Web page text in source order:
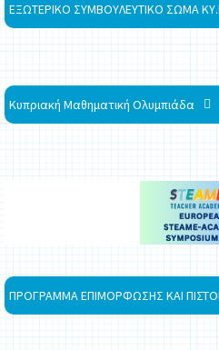
ΕΞΩΤΕΡΙΚΟ ΣΥΜΒΟΥΛΕΥΤΙΚΟ ΣΩΜΑ
Κυπριακή Μαθηματική Ολυμπιάδα
ΠΡΟΓΡΑΜΜΑ ΕΠΙΜΟΡΦΩΣΗΣ ΚΑΙ